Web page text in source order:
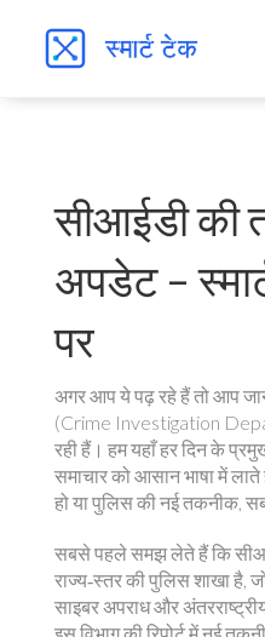
सीआईडी की
अपडेट –
पर
अगर आप ये पढ़ रहे हैं तो आप
(Crime Investigation
रही हैं। हम यहाँ हर दिन के
समाचार को आसान भाषा में
हो या पुलिस की नई तकनीक,
सबसे पहले समझ लेते हैं कि
राज्य‑स्तर की पुलिस शाखा है,
साइबर अपराध और